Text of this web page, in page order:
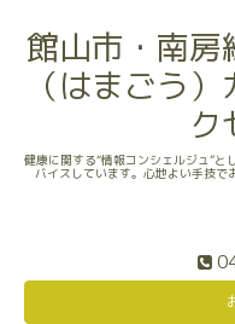
館山市・南
（はまごう
ク
健康に関する“情報コンシェルジュ”
バイスしています。心地よい手技で